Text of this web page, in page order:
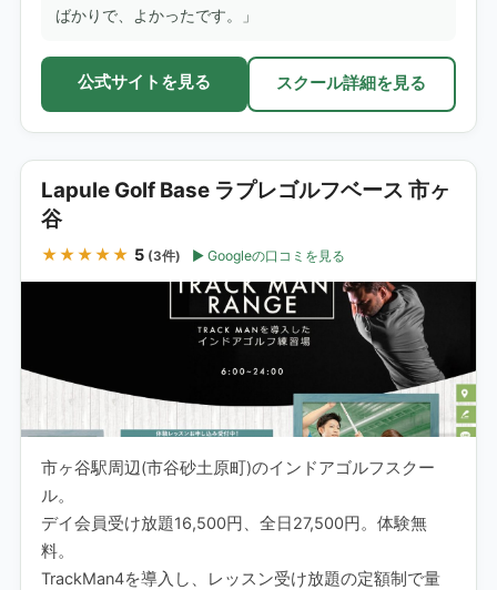
ばかりで、よかったです。」
公式サイトを見る スクール詳細を見る
Lapule Golf Base ラプレゴルフベース 市ヶ
谷
★★★★★ 5 (3件) Googleの口コミを見る
市ヶ谷駅周辺(市谷砂土原町)のインドアゴルフスクー
ル。
デイ会員受け放題16,500円、全日27,500円。体験無
料。
TrackMan4を導入し、レッスン受け放題の定額制で量